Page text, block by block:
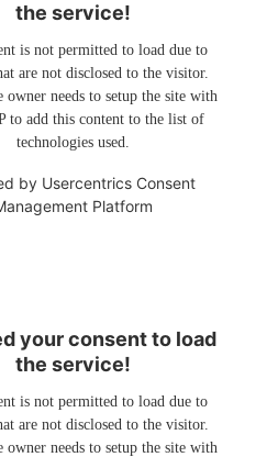
the service!
is not permitted to load due to
are not disclosed to the visitor.
owner needs to setup the site with
to add this content to the list of
technologies used.
by Usercentrics Consent
Platform
your consent to load
the service!
is not permitted to load due to
are not disclosed to the visitor.
owner needs to setup the site with